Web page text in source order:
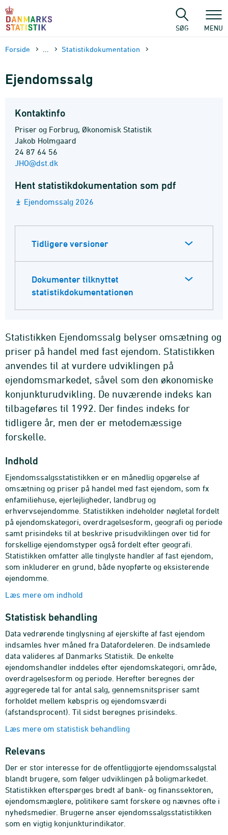
sidens
SØG MENU
Forside Statistik­dokument­ation
Ejendomssalg
Kontaktinfo
Priser og Forbrug, Økonomisk Statistik
Jakob Holmgaard
24 87 64 56
JHO@dst.dk
Hent statistikdokumentation som pdf
Ejendomssalg 2026
Tidligere versioner
Dokumenter tilknyttet
statistikdokumentationen
Statistikken Ejendomssalg belyser omsætning og
priser på handel med fast ejendom. Statistikken
anvendes til at vurdere udviklingen på
ejendomsmarkedet, såvel som den økonomiske
konjunkturudvikling. De nuværende indeks kan
tilbageføres til 1992. Der findes indeks for
tidligere år, men der er metodemæssige
forskelle.
Indhold
Ejendomssalgsstatistikken er en månedlig opgørelse af
omsætning og priser på handel med fast ejendom, som fx
enfamiliehuse, ejerlejligheder, landbrug og
erhvervsejendomme. Statistikken indeholder nøgletal fordelt
på ejendomskategori, overdragelsesform, geografi og periode
samt prisindeks til at beskrive prisudviklingen over tid for
forskellige ejendomstyper også fordelt efter geografi.
Statistikken omfatter alle tinglyste handler af fast ejendom,
som inkluderer en grund, både nyopførte og eksisterende
ejendomme.
Læs mere om indhold
Statistisk behandling
Data vedrørende tinglysning af ejerskifte af fast ejendom
indsamles hver måned fra Datafordeleren. De indsamlede
data valideres af Danmarks Statistik. De enkelte
ejendomshandler inddeles efter ejendomskategori, område,
overdragelsesform og periode. Herefter beregnes der
aggregerede tal for antal salg, gennemsnitspriser samt
forholdet mellem købspris og ejendomsværdi
(afstandsprocent). Til sidst beregnes prisindeks.
Læs mere om statistisk behandling
Relevans
Der er stor interesse for de offentliggjorte ejendomssalgstal
blandt brugere, som følger udviklingen på boligmarkedet.
Statistikken efterspørges bredt af bank- og finanssektoren,
ejendomsmæglere, politikere samt forskere og nævnes ofte i
nyhedsmedier. Brugerne anser ejendomssalgsstatistikken
som en vigtig konjunkturindikator.